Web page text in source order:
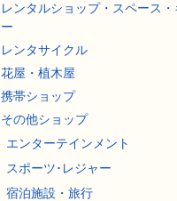
レンタルショップ・スペース・
ー
レンタサイクル
花屋・植木屋
携帯ショップ
その他ショップ
エンターテインメント
スポーツ･レジャー
宿泊施設・旅行